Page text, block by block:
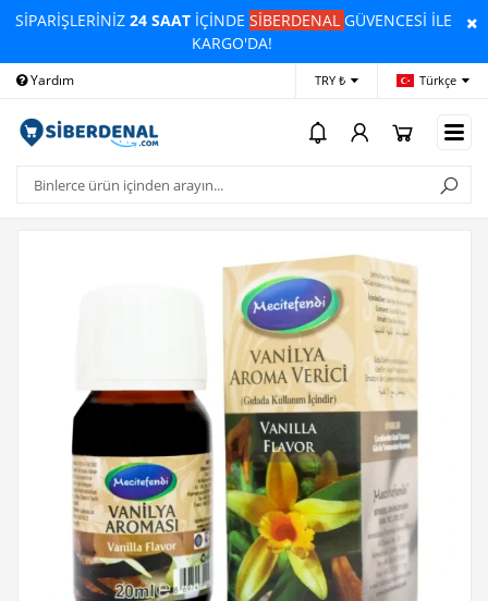
SİPARİŞLERİNİZ24 SAAT İÇİNDESİBERDENALGÜVENCESİ İLE
KARGO'DA!
Yardım Ödeme Bildirimi
TRY ₺ Türkçe